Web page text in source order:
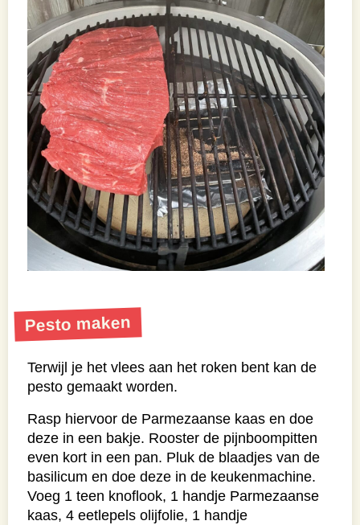
Pesto maken
Terwijl je het vlees aan het roken bent kan de
pesto gemaakt worden.
Rasp hiervoor de Parmezaanse kaas en doe
deze in een bakje. Rooster de pijnboompitten
even kort in een pan. Pluk de blaadjes van de
basilicum en doe deze in de keukenmachine.
Voeg 1 teen knoflook, 1 handje Parmezaanse
kaas, 4 eetlepels olijfolie, 1 handje